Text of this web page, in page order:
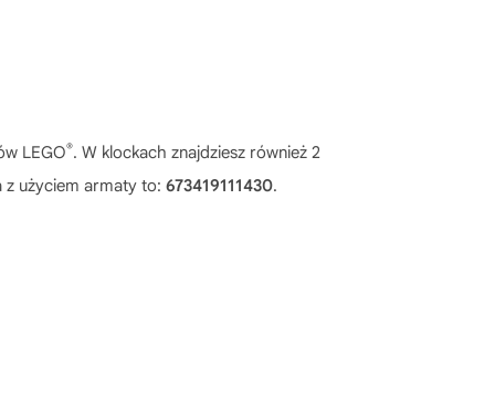
LEGO®. W klockach znajdziesz również 2
z użyciem armaty to: 673419111430.